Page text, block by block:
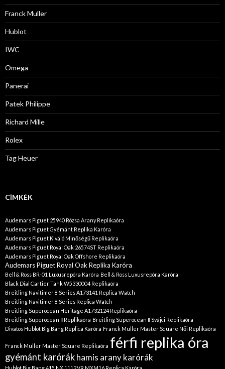
Franck Muller
Hublot
IWC
Omega
Panerai
Patek Philippe
Richard Mille
Rolex
Tag Heuer
CÍMKÉK
Audemars Piguet 25940 Rózsa Arany Replikaóra
Audemars Piguet Gyémánt Replika Karóra
Audemars Piguet Kiváló Minőségű Replikaóra
Audemars Piguet Royal Oak 26574ST Replikaóra
Audemars Piguet Royal Oak Offshore Replikaóra
Audemars Piguet Royal Oak Replika Karóra
Bell & Ross BR-01 Luxusrepóra Karóra Bell & Ross Luxusrepóra Karóra
Black Dial Cartier Tank W5330004 Replikaóra
Breitling Navitimer 8 Series A173141 Replica Watch
Breitling Navitimer 8 Series Replica Watch
Breitling Superocean Heritage A1732124 Replikaóra
Breitling Superocean Ⅱ Replikaóra Breitling Superocean Ⅱ Svájci Replikaóra
Divatos Hublot Big Bang Replica Karóra Franck Muller Master Square Női Replikaóra
Franck Muller Master Square Replikaóra férfi replika óra
gyémánt karórákhamis arany karórák